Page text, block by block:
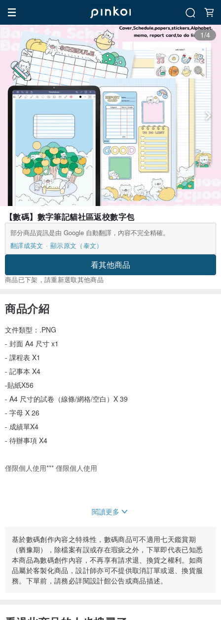
1/4
【數碼】數字筆記貓社區返校數字包
部分商品資訊是由 Google 自動翻譯，內容不完全精確。
翻譯成英文
顯示原文（泰文）
看其他商品
商品已下架，請重新選取其他商品
商品介紹
文件類型：.PNG
- 封面 A4 尺寸 x1
- 課程表 X1
- 記事本 X4
-貼紙X56
- A4 尺寸的試卷（線條/網格/空白）X 39
- 字母 X 26
- 成績單X4
- 待辦事項 X4
僅限個人使用*** 僅限個人使用
閱讀更多
基於數碼創作內容之特殊性，數碼商品可不適用七天鑑賞期
（猶豫期），除檔案有誤或存在瑕疵之外，下單即代表已知悉
本商品為數碼創作內容，不再享有請求退、換貨之權利。如商
品屬於客製化商品，設計師亦可不提供取消訂單或退、換貨服
務。下單前，請務必詳閱設計館公告或商品描述。